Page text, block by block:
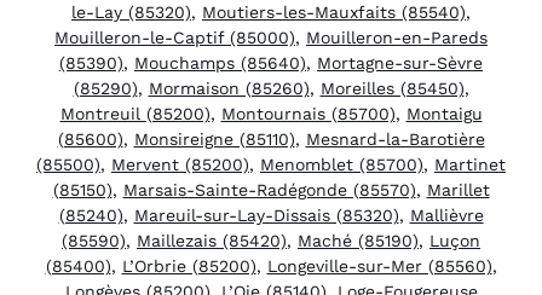
le-Lay (85320), Moutiers-les-Mauxfaits (85540),
Mouilleron-le-Captif (85000), Mouilleron-en-Pareds
(85390), Mouchamps (85640), Mortagne-sur-Sèvre
(85290), Mormaison (85260), Moreilles (85450),
Montreuil (85200), Montournais (85700), Montaigu
(85600), Monsireigne (85110), Mesnard-la-Barotière
(85500), Mervent (85200), Menomblet (85700), Martinet
(85150), Marsais-Sainte-Radégonde (85570), Marillet
(85240), Mareuil-sur-Lay-Dissais (85320), Mallièvre
(85590), Maillezais (85420), Maché (85190), Luçon
(85400), L’Orbrie (85200), Longeville-sur-Mer (85560),
Longèves (85200), L’Oie (85140), Loge-Fougereuse